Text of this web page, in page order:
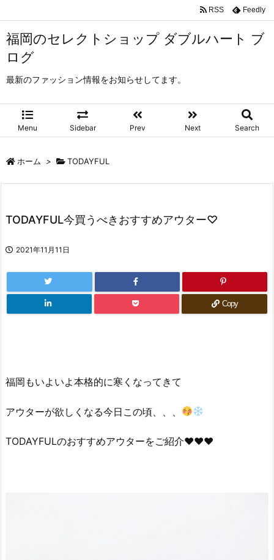
福岡のセレクトショップ ダブルハート ブ
ログ
最新のファッション情報をお知らせしてます。
Menu Sidebar Prev Next Search
RSS Feedly
ホーム > TODAYFUL
TODAYFUL今買うべきおすすめアウター♡
2021年11月11日
Copy
福岡もいよいよ本格的に寒くなってきて
アウターが欲しくなる今日この頃、、、
TODAYFULのおすすめアウターをご紹介♥♥♥